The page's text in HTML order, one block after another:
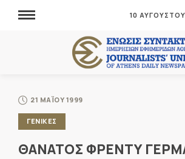
10
21 ΜΑΪΟΥ 1999
ΓΕΝΙΚΕΣ
ΘΑΝΑΤΟΣ ΦΡΕΝΤΥ